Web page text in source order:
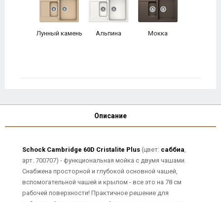
Лунный камень Альпина Мокка
Описание
Schock Cambridge 60D Cristalite Plus (цвет: саббиа,
арт. 700707) - функциональная мойка с двумя чашами.
Снабжена просторной и глубокой основной чашей,
вспомогательной чашей и крылом - все это на 78 см
рабочей поверхности! Практичное решение для